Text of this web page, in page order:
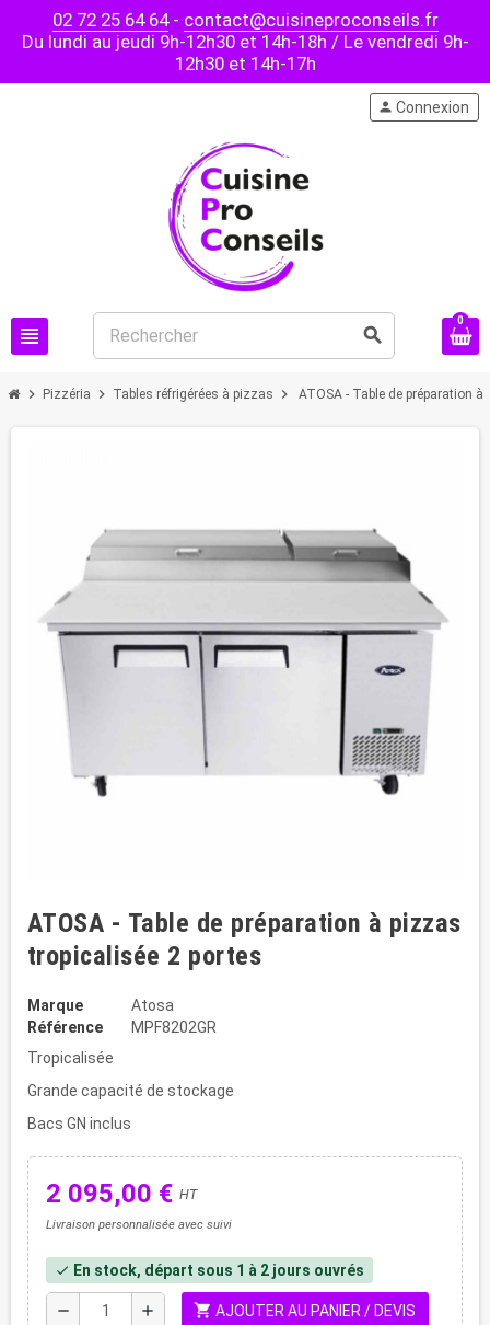
02 72 25 64 64- contact@cuisineproconseils.fr
Du lundi au jeudi 9h-12h30 et 14h-18h / Le vendredi 9h-
12h30 et 14h-17h
view_headline search
person Connexion
0
chevron_right Pizzéria chevron_right Tables réfrigérées à pizzas chevron_right ATOSA - Table de préparation
ATOSA - Table de préparation à pizzas
tropicalisée 2 portes
Marque
Atosa
Référence
MPF8202GR
Tropicalisée
Grande capacité de stockage
Bacs GN inclus
2 095,00 € HT
Livraison personnalisée avec suivi
check En stock, départ sous 1 à 2 jours ouvrés
remove add shopping_cart AJOUTER AU PANIER / DEVIS